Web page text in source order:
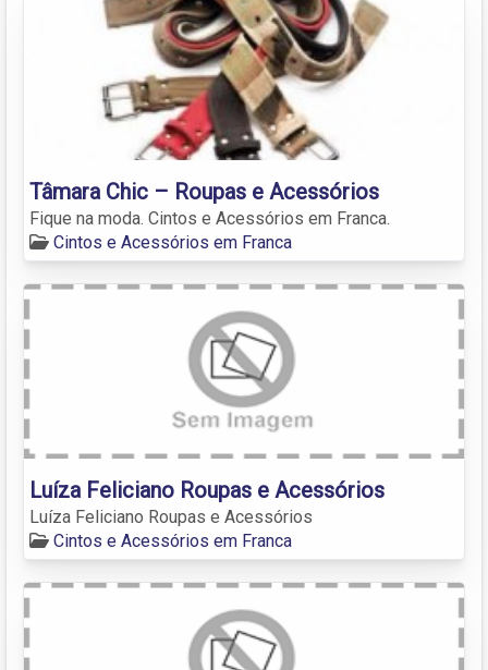
Tâmara Chic – Roupas e Acessórios
Fique na moda. Cintos e Acessórios em Franca.
Cintos e Acessórios em Franca
Luíza Feliciano Roupas e Acessórios
Luíza Feliciano Roupas e Acessórios
Cintos e Acessórios em Franca